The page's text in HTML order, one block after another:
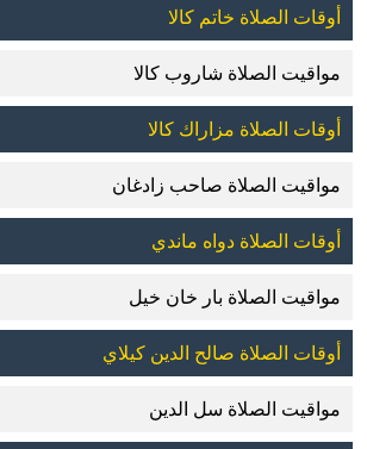
أوقات الصلاة خاتم كالا
مواقيت الصلاة شاروب كالا
أوقات الصلاة مزاراك كالا
مواقيت الصلاة صاحب زادغان
أوقات الصلاة دواه ماندي
مواقيت الصلاة بار خان خيل
أوقات الصلاة صالح الدين كيلاي
مواقيت الصلاة سل الدين